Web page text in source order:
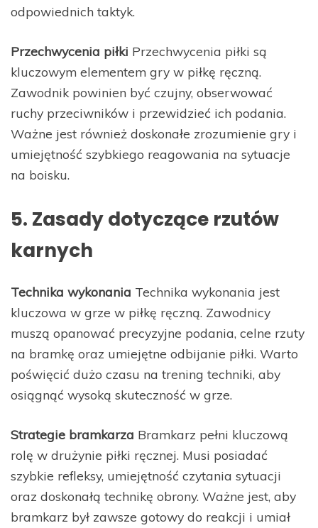
odpowiednich taktyk.
Przechwycenia piłki Przechwycenia piłki są
kluczowym elementem gry w piłkę ręczną.
Zawodnik powinien być czujny, obserwować
ruchy przeciwników i przewidzieć ich podania.
Ważne jest również doskonałe zrozumienie gry i
umiejętność szybkiego reagowania na sytuacje
na boisku.
5. Zasady dotyczące rzutów
karnych
Technika wykonania Technika wykonania jest
kluczowa w grze w piłkę ręczną. Zawodnicy
muszą opanować precyzyjne podania, celne rzuty
na bramkę oraz umiejętne odbijanie piłki. Warto
poświęcić dużo czasu na trening techniki, aby
osiągnąć wysoką skuteczność w grze.
Strategie bramkarza Bramkarz pełni kluczową
rolę w drużynie piłki ręcznej. Musi posiadać
szybkie refleksy, umiejętność czytania sytuacji
oraz doskonałą technikę obrony. Ważne jest, aby
bramkarz był zawsze gotowy do reakcji i umiał